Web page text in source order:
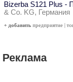
Bizerba S121 Plus
& Co. KG, Германия
+ добавить предприятие |
Реклама